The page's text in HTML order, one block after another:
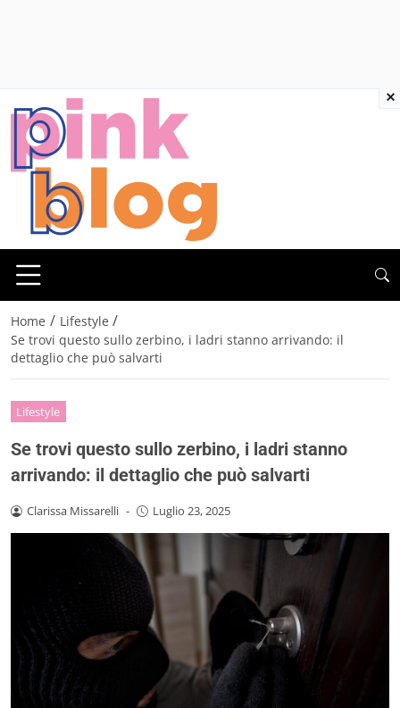
Home / Lifestyle /
Se trovi questo sullo zerbino, i ladri stanno arrivando: il
dettaglio che può salvarti
Lifestyle
Se trovi questo sullo zerbino, i ladri stanno
arrivando: il dettaglio che può salvarti
Clarissa Missarelli - Luglio 23, 2025
×